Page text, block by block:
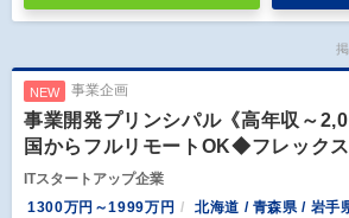
NEW 事業企画
事業開発プリンシパル《高年収～
国からフルリモートOK◆フレックス
ITスタートアップ企業
1300万円～1999万円
北海道 / 青森県 / 岩手